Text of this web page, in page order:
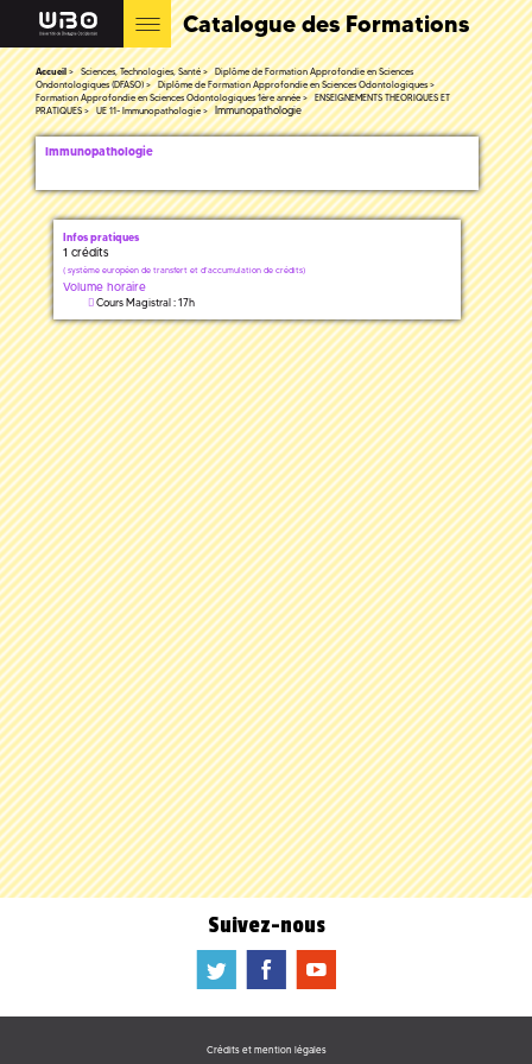
Catalogue des Formations
Accueil Sciences, Technologies, Santé
Diplôme de Formation Approfondie en Sciences
Ondontologiques (DFASO)
Diplôme de Formation Approfondie en Sciences Odontologiques
Formation Approfondie en Sciences Odontologiques 1ère année
ENSEIGNEMENTS THEORIQUES ET
PRATIQUES
UE 11- Immunopathologie Immunopathologie
Immunopathologie
Infos pratiques
1 crédits
( système européen de transfert et d'accumulation de crédits)
Volume horaire
Cours Magistral : 17h
Suivez-nous
a b f
Crédits et mention légales